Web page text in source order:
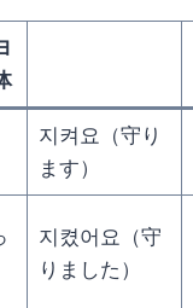
지켜요（守り
ます）
지켰어요（守
りました）